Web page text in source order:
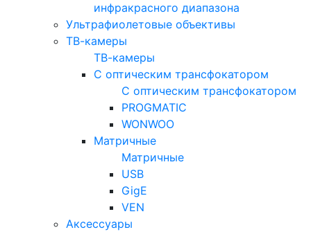
инфракрасного диапазона
Ультрафиолетовые объективы
ТВ-камеры
ТВ-камеры
С оптическим трансфокатором
С оптическим трансфокатором
PROGMATIC
WONWOO
Матричные
Матричные
USB
GigE
VEN
Аксессуары